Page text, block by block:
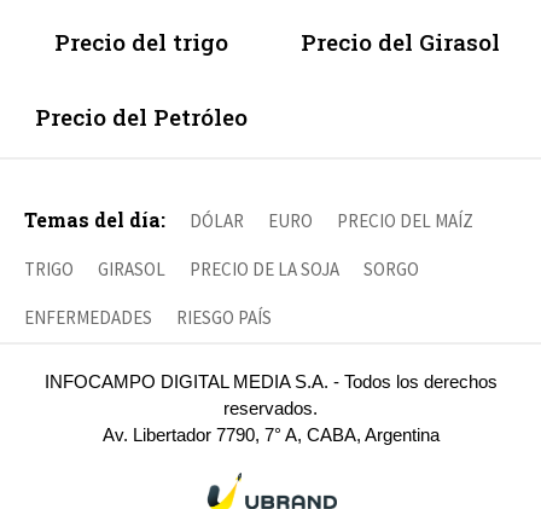
Precio del trigo Precio del Girasol
Precio del Petróleo
Temas del día: DÓLAR EURO PRECIO DEL MAÍZ
TRIGO GIRASOL PRECIO DE LA SOJA SORGO
ENFERMEDADES RIESGO PAÍS
INFOCAMPO DIGITAL MEDIA S.A. - Todos los derechos
reservados.
Av. Libertador 7790, 7° A, CABA, Argentina